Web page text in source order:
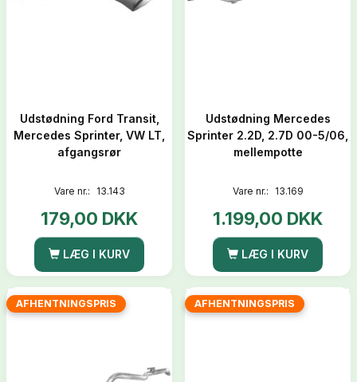
Udstødning Ford Transit,
Mercedes Sprinter, VW LT,
afgangsrør
Vare nr.: 13.143
179,00 DKK
LÆG I KURV
Udstødning Mercedes
Sprinter 2.2D, 2.7D 00-5/06,
mellempotte
Vare nr.: 13.169
1.199,00 DKK
LÆG I KURV
AFHENTNINGSPRIS AFHENTNINGSPRIS